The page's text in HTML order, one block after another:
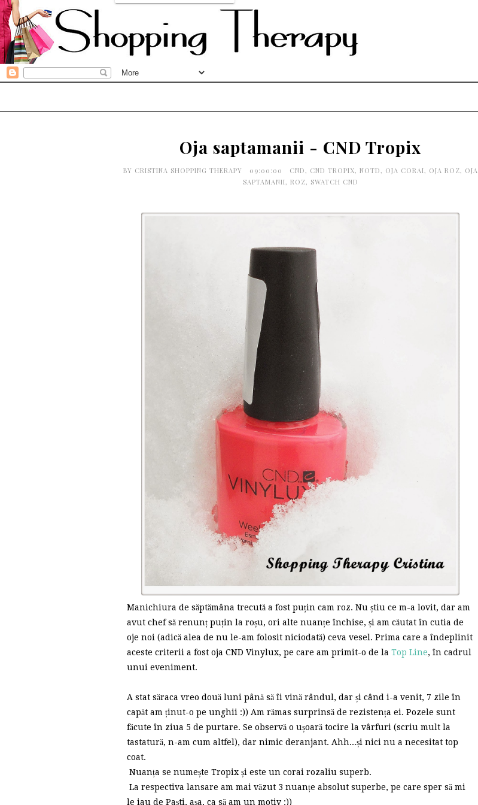
Oja saptamanii - CND Tropix
BY CRISTINA SHOPPING THERAPY 09:00:00 CND, CND TROPIX, NOTD, OJA CORAI, OJA ROZ, OJA
SAPTAMANII, ROZ, SWATCH CND
Manichiura de săptămâna trecută a fost puțin cam roz. Nu știu ce m-a lovit, dar am
avut chef să renunț puțin la roșu, ori alte nuanțe închise, și am căutat în cutia de
oje noi (adică alea de nu le-am folosit niciodată) ceva vesel. Prima care a îndeplinit
aceste criterii a fost oja CND Vinylux, pe care am primit-o de la Top Line, în cadrul
unui eveniment.
A stat săraca vreo două luni până să îi vină rândul, dar și când i-a venit, 7 zile în
capăt am ținut-o pe unghii :)) Am rămas surprinsă de rezistența ei. Pozele sunt
făcute în ziua 5 de purtare. Se observă o ușoară tocire la vârfuri (scriu mult la
tastatură, n-am cum altfel), dar nimic deranjant. Ahh...și nici nu a necesitat top
coat.
Nuanța se numește Tropix și este un corai rozaliu superb.
La respectiva lansare am mai văzut 3 nuanțe absolut superbe, pe care sper să mi
le iau de Paști, așa, ca să am un motiv :))